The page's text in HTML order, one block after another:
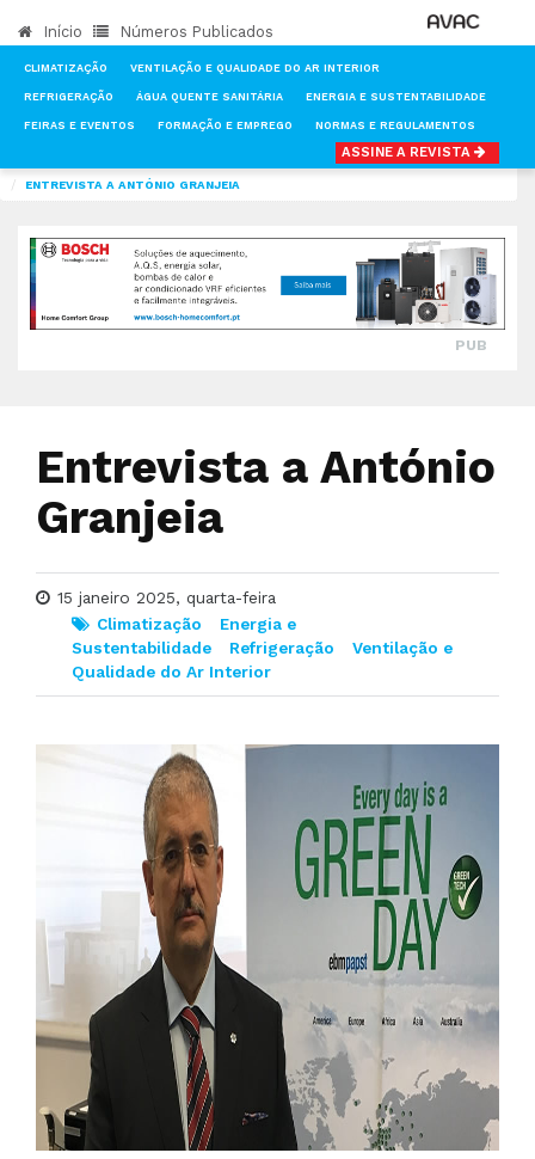
Início Números Publicados
CLIMATIZAÇÃO VENTILAÇÃO E QUALIDADE DO AR INTERIOR
REFRIGERAÇÃO ÁGUA QUENTE SANITÁRIA ENERGIA E SUSTENTABILIDADE
FEIRAS E EVENTOS FORMAÇÃO E EMPREGO NORMAS E REGULAMENTOS
ASSINE A REVISTA
ENTREVISTA A ANTÓNIO GRANJEIA
PUB
Entrevista a António
Granjeia
15 janeiro 2025, quarta-feira
Climatização
Energia e
Sustentabilidade
Refrigeração
Ventilação e
Qualidade do Ar Interior